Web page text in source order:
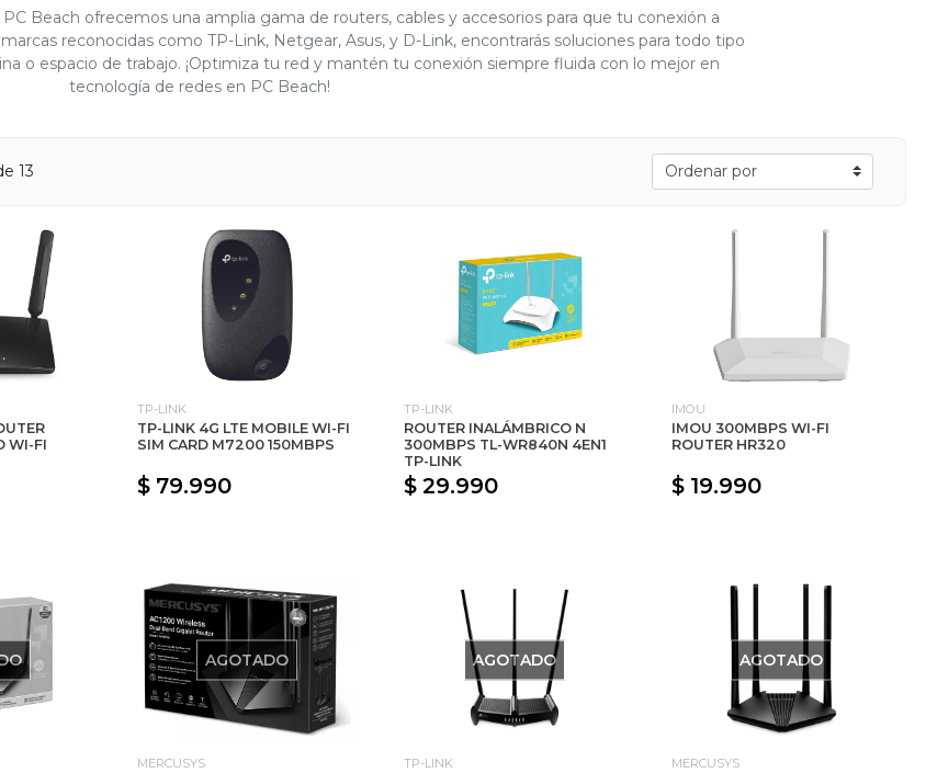
PC Beach ofrecemos una amplia gama de routers, cables y accesorios para que tu conexión a
reconocidas como TP-Link, Netgear, Asus, y D-Link, encontrarás soluciones para todo tipo
o espacio de trabajo. ¡Optimiza tu red y mantén tu conexión siempre fluida con lo mejor en
tecnología de redes en PC Beach!
13
WI-FI
TP-LINK
TP-LINK 4G LTE MOBILE WI-FI
SIM CARD M7200 150MBPS
$ 79.990
TP-LINK
ROUTER INALÁMBRICO N
300MBPS TL-WR840N 4EN1
TP-LINK
$ 29.990
IMOU
IMOU 300MBPS WI-FI
ROUTER HR320
$ 19.990
AGOTADO
MERCUSYS
AGOTADO
TP-LINK
AGOTADO
MERCUSYS